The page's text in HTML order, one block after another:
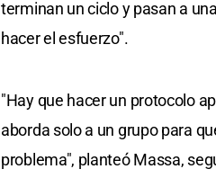
terminan un ciclo y pasan a
hacer el esfuerzo".
"Hay que hacer un protocolo
aborda solo a un grupo para
problema", planteó Massa,